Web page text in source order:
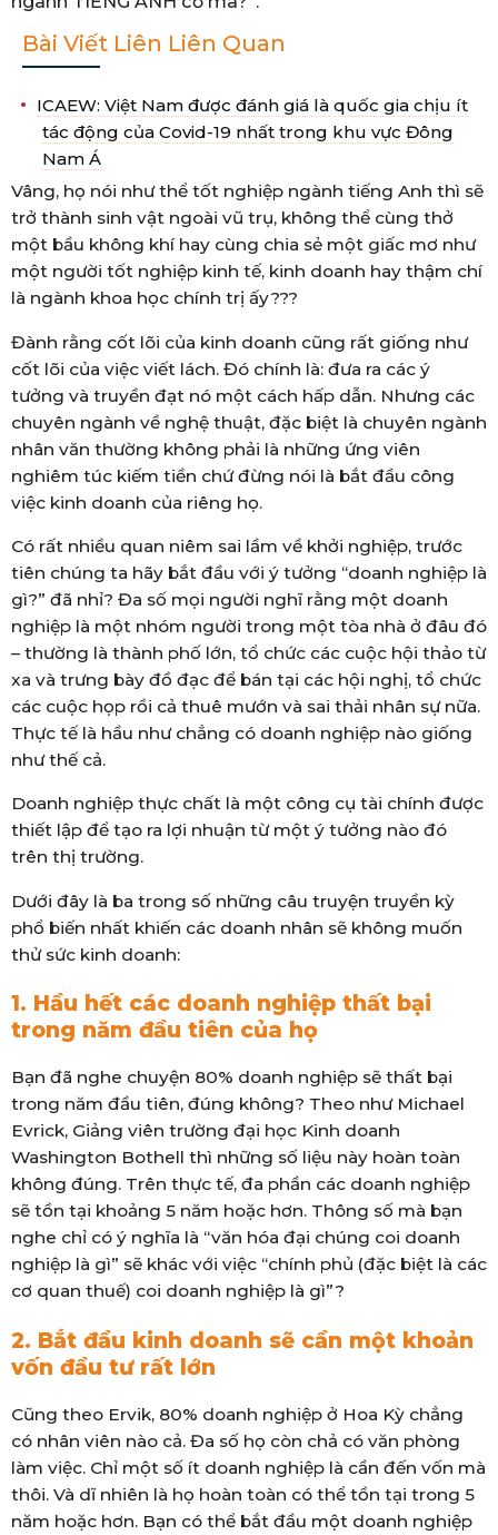
Bài Viết Liên Liên Quan
ICAEW: Việt Nam được đánh giá là quốc gia chịu ít
tác động của Covid-19 nhất trong khu vực Đông
Nam Á
Vâng, họ nói như thể tốt nghiệp ngành tiếng Anh thì sẽ
trở thành sinh vật ngoài vũ trụ, không thể cùng thở
một bầu không khí hay cùng chia sẻ một giấc mơ như
một người tốt nghiệp kinh tế, kinh doanh hay thậm chí
là ngành khoa học chính trị ấy???
Đành rằng cốt lõi của kinh doanh cũng rất giống như
cốt lõi của việc viết lách. Đó chính là: đưa ra các ý
tưởng và truyền đạt nó một cách hấp dẫn. Nhưng các
chuyên ngành về nghệ thuật, đặc biệt là chuyên ngành
nhân văn thường không phải là những ứng viên
nghiêm túc kiếm tiền chứ đừng nói là bắt đầu công
việc kinh doanh của riêng họ.
Có rất nhiều quan niêm sai lầm về khởi nghiệp, trước
tiên chúng ta hãy bắt đầu với ý tưởng “doanh nghiệp là
gì?” đã nhỉ? Đa số mọi người nghĩ rằng một doanh
nghiệp là một nhóm người trong một tòa nhà ở đâu đó
– thường là thành phố lớn, tổ chức các cuộc hội thảo từ
xa và trưng bày đồ đạc để bán tại các hội nghị, tổ chức
các cuộc họp rồi cả thuê mướn và sai thải nhân sự nữa.
Thực tế là hầu như chẳng có doanh nghiệp nào giống
như thế cả.
Doanh nghiệp thực chất là một công cụ tài chính được
thiết lập để tạo ra lợi nhuận từ một ý tưởng nào đó
trên thị trường.
Dưới đây là ba trong số những câu truyện truyền kỳ
phổ biến nhất khiến các doanh nhân sẽ không muốn
thử sức kinh doanh:
1. Hầu hết các doanh nghiệp thất bại
trong năm đầu tiên của họ
Bạn đã nghe chuyện 80% doanh nghiệp sẽ thất bại
trong năm đầu tiên, đúng không? Theo như Michael
Evrick, Giảng viên trường đại học Kinh doanh
Washington Bothell thì những số liệu này hoàn toàn
không đúng. Trên thực tế, đa phần các doanh nghiệp
sẽ tồn tại khoảng 5 năm hoặc hơn. Thông số mà bạn
nghe chỉ có ý nghĩa là “văn hóa đại chúng coi doanh
nghiệp là gì” sẽ khác với việc “chính phủ (đặc biệt là các
cơ quan thuế) coi doanh nghiệp là gì”?
2. Bắt đầu kinh doanh sẽ cần một khoản
vốn đầu tư rất lớn
Cũng theo Ervik, 80% doanh nghiệp ở Hoa Kỳ chẳng
có nhân viên nào cả. Đa số họ còn chả có văn phòng
làm việc. Chỉ một số ít doanh nghiệp là cần đến vốn mà
thôi. Và dĩ nhiên là họ hoàn toàn có thể tồn tại trong 5
năm hoặc hơn. Bạn có thể bắt đầu một doanh nghiệp